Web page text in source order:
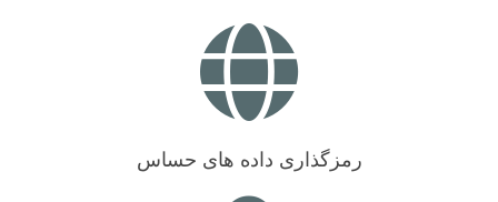
رمزگذاری داده های حساس